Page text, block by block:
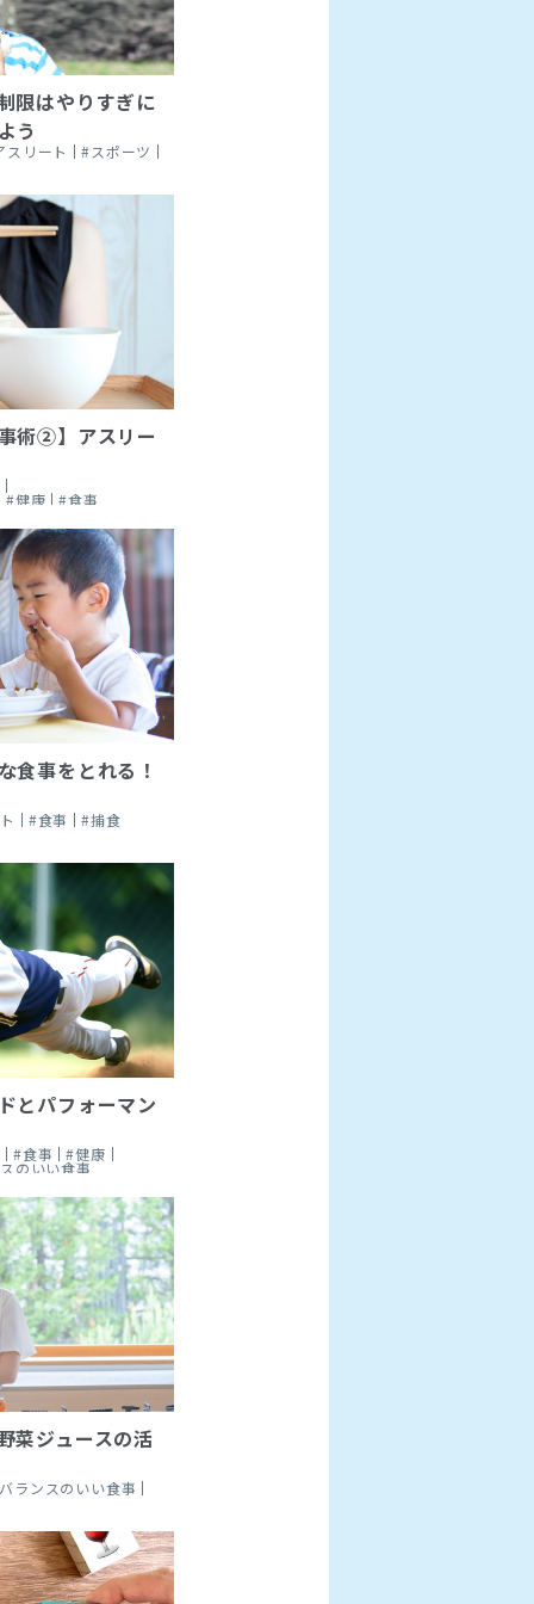
限はやりすぎに
う
スリート #スポーツ
術②】アスリー
#健康 #食事
食事をとれる！
#食事 #捕食
とパフォーマン
#食事 #健康
のいい食事
菜ジュースの活
ランスのいい食事